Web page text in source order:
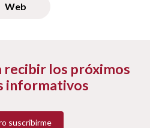
Web
recibir los próximos
informativos
suscribirme